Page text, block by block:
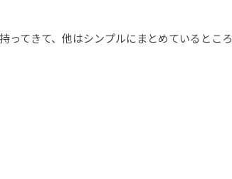
ってきて、他はシンプルにまとめているところ